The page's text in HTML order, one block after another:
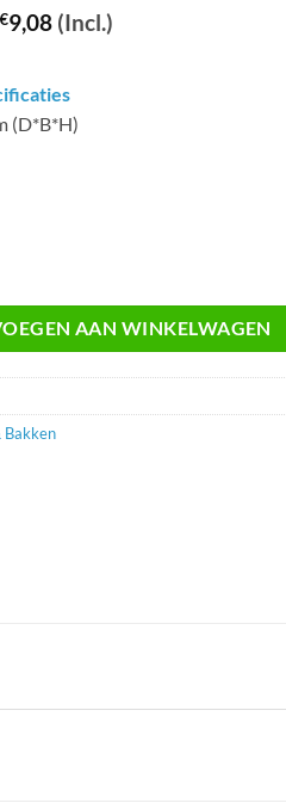
€9,08 (Incl.)
(D*B*H)
AAN WINKELWAGEN
Bakken